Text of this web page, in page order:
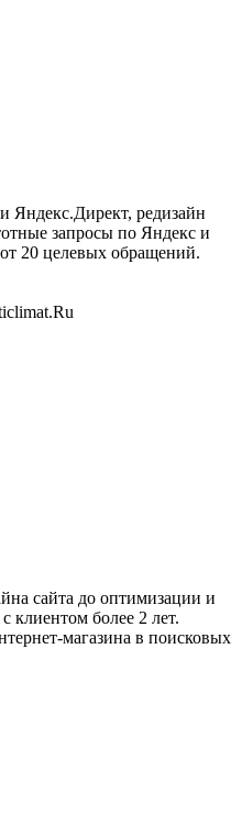
Яндекс.Директ, редизайн
запросы по Яндекс и
20 целевых обращений.
сайта до оптимизации и
клиентом более 2 лет.
магазина в поисковых